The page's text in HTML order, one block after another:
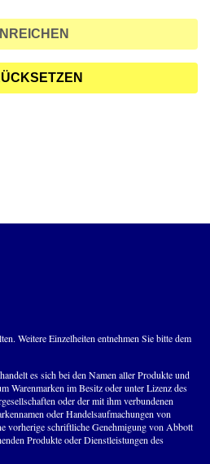
Weitere Einzelheiten entnehmen Sie bitte dem
es sich bei den Namen aller Produkte und
Warenmarken im Besitz oder unter Lizenz des
oder der mit ihm verbundenen
oder Handelsaufmachungen von
vorherige schriftliche Genehmigung von Abbott
Produkte oder Dienstleistungen des